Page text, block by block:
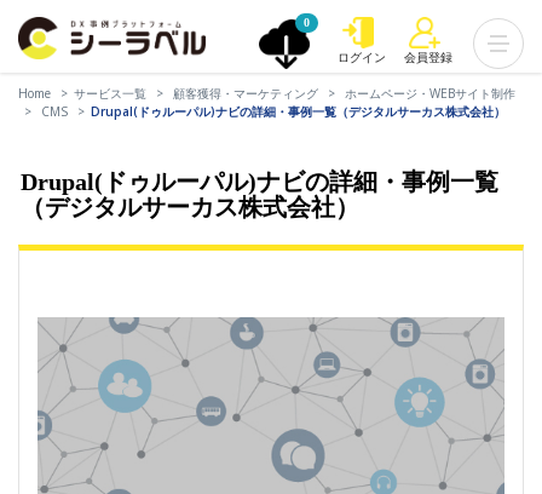
0
ログイン 会員登録
Home サービス一覧 顧客獲得・マーケティング
ホームページ・WEBサイト制作
CMS
Drupal(ドゥルーパル)ナビの詳細・事例一覧（デジタルサーカス株式会社）
Drupal(ドゥルーパル)ナビの詳細・事例一覧
（デジタルサーカス株式会社）